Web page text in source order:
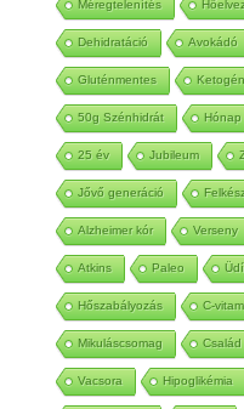
Méregtelenítés
Dehidratáció Avokádó
Gluténmentes
50g Szénhidrát Hónap
25 év Jubileum
Jővő generáció
Alzheimer kór Verseny
Atkins Paleo
Hőszabályozás C-
Mikuláscsomag Család
Vacsora Hipoglikémia